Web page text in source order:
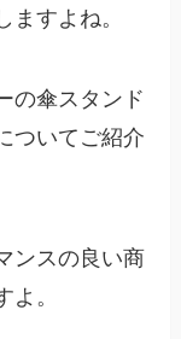
すよね。
の傘スタンド
ついてご紹介
ンスの良い商
。